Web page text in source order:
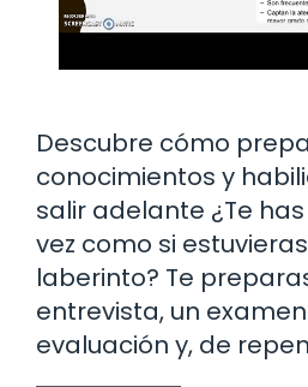
Descubre cómo
conocimientos y
salir adelante ¿Te
vez como si
laberinto? Te
entrevista, un
evaluación y, de